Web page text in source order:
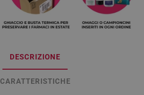
DESCRIZIONE
CARATTERISTICHE